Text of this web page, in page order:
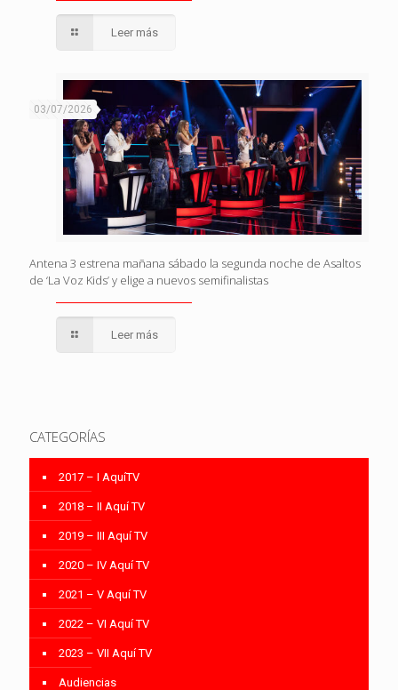
Leer más
03/07/2026
Antena 3 estrena mañana sábado la segunda noche de Asaltos
de ‘La Voz Kids’ y elige a nuevos semifinalistas
Leer más
CATEGORÍAS
2017 – I AquíTV
2018 – II Aquí TV
2019 – III Aquí TV
2020 – IV Aquí TV
2021 – V Aquí TV
2022 – VI Aquí TV
2023 – VII Aquí TV
Audiencias